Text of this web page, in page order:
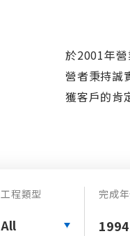
於2001年
營者秉持誠
獲客戶的肯
工程類型
All
完成
1994